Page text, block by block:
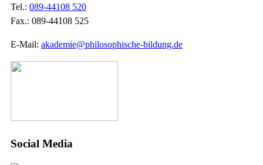
Tel.: 089-44108 520
Fax.: 089-44108 525
E-Mail: akademie@philosophische-bildung.de
Social Media